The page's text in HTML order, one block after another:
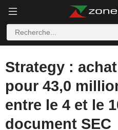
Strategy :
pour 43,0
entre le 4 et le
document SEC